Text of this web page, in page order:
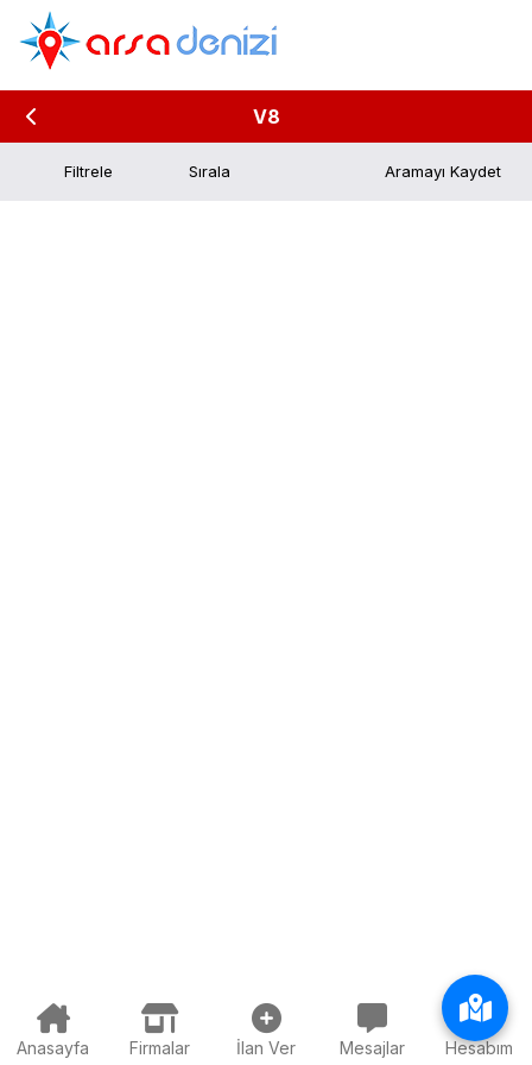
V8
Filtrele Aramayı Kaydet
Anasayfa Firmalar İlan Ver Mesajlar Hesabım